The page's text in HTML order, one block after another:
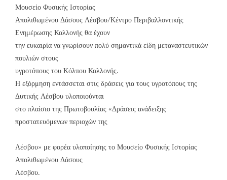
Μουσείο Φυσικής Ιστορίας
Απολιθωμένου Δάσους Λέσβου/Κέντρο Περιβαλλοντικής
Ενημέρωσης Καλλονής θα έχουν
την ευκαιρία να γνωρίσουν πολύ σημαντικά είδη μεταναστευτικών
πουλιών στους
υγροτόπους του Κόλπου Καλλονής.
Η εξόρμηση εντάσσεται στις δράσεις για τους υγροτόπους της
Δυτικής Λέσβου υλοποιούνται
στο πλαίσιο της Πρωτοβουλίας «Δράσεις ανάδειξης
προστατευόμενων περιοχών της
Λέσβου» με φορέα υλοποίησης το Μουσείο Φυσικής Ιστορίας
Απολιθωμένου Δάσους
Λέσβου.